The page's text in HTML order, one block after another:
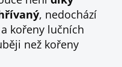
, nedochází
kořeny lučních
než kořeny